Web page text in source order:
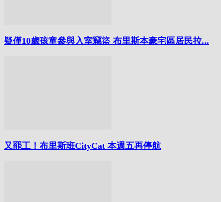
疑僅10歲孩童參與入室竊盜 布里斯本豪宅區居民拉...
又罷工！布里斯班CityCat 本週五再停航